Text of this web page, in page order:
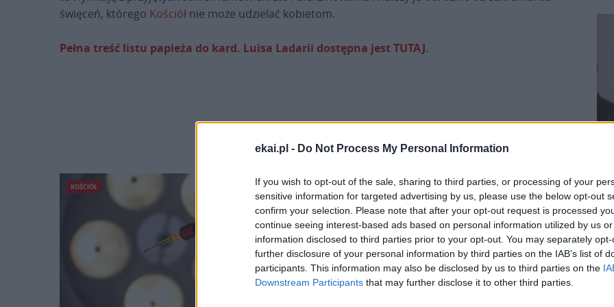
ekai.pl - Do Not Process My Personal Information
If you wish to opt-out of the sale, sharing to third parties, or processing of your
sensitive information for targeted advertising by us, please use the below opt-out
confirm your selection. Please note that after your opt-out request is processed
continue seeing interest-based ads based on personal information utilized by us
information disclosed to third parties prior to your opt-out. You may separately
further disclosure of your personal information by third parties on the IAB’s list of
participants. This information may also be disclosed by us to third parties on the
Downstream Participants that may further disclose it to other third parties.
święceń, którego Kościół nie może udzielać kobietom.
Pełna treść listu papieża do kard. Luisa Ladarii dostępna jest TUTAJ.
KOŚCIÓŁ
Zaznacza, że „decyzja o udzielaniu także kobietom
posług lektoratu i akolitatu, które pociągają za
sobą pewną stabilność, publiczne uznanie i
mandat biskupa, czyni bardziej skutecznym w
Kościele udział wszystkich w dziele ewangelizacji”.
Papież zaznacza, że ustalenie odpowiednich